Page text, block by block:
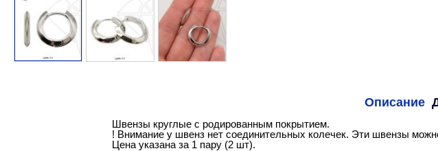
Описание
Швензы круглые с родированным покрытием.
! Внимание у швенз нет соединительных колечек. Эти швензы
Цена указана за 1 пару (2 шт).